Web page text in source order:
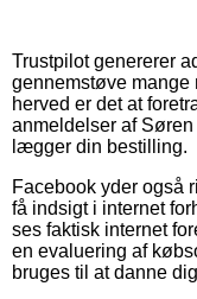
Trustpilot genererer
gennemstøve
herved er det at
anmeldelser af
lægger din bestilling.
Facebook yder også
få indsigt i internet
ses faktisk internet
en evaluering af
bruges til at danne